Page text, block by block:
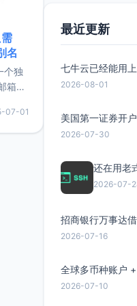
名
个独
箱等
较有
惠的
07-01
最近更新
2026-08-01
2026-07-30
2026-07-
招商银行万事达
2026-07-16
2026-07-10